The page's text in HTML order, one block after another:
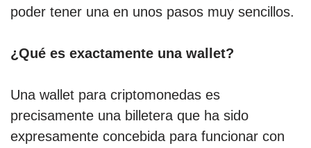
poder tener una en unos pasos muy sencillos.
¿Qué es exactamente una wallet?
Una wallet para criptomonedas es
precisamente una billetera que ha sido
expresamente concebida para funcionar con